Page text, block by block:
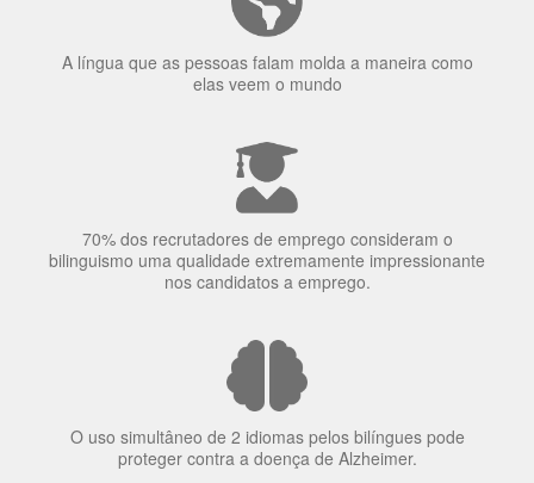
A língua que as pessoas falam molda a maneira como
elas veem o mundo
70% dos recrutadores de emprego consideram o
bilinguismo uma qualidade extremamente impressionante
nos candidatos a emprego.
O uso simultâneo de 2 idiomas pelos bilíngues pode
proteger contra a doença de Alzheimer.